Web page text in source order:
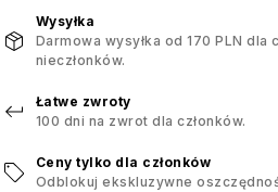
Wysyłka
Darmowa wysyłka od 170 PLN dla
nieczłonków.
Łatwe zwroty
100 dni na zwrot dla członków.
Ceny tylko dla członków
Odblokuj ekskluzywne